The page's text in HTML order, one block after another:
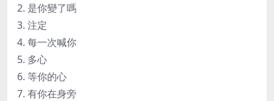
2. 是你變了嗎
3. 注定
4. 每一次喊你
5. 多心
6. 等你的心
7. 有你在身旁